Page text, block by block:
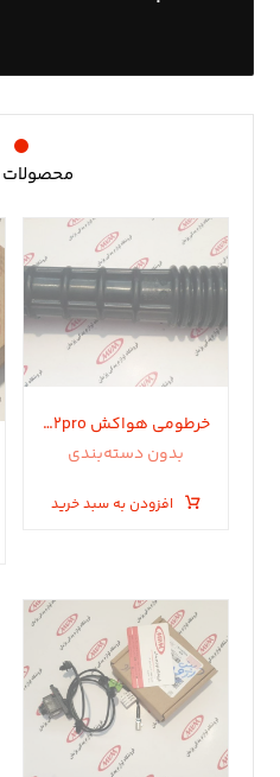
محصولات
خرطومی هواکش x22pro
بدون دسته‌بندی
افزودن به سبد خرید